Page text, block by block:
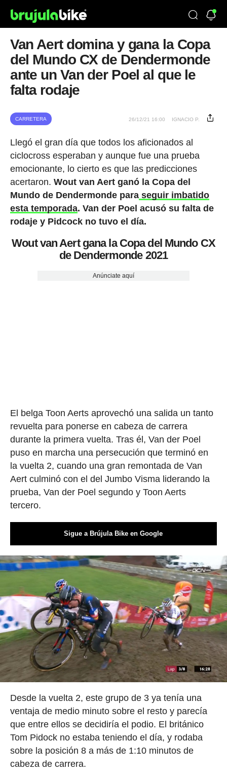
Van Aert domina y gana la Copa
del Mundo CX de Dendermonde
ante un Van der Poel al que le
falta rodaje
CARRETERA 26/12/21 16:00 IGNACIO P.
Llegó el gran día que todos los aficionados al
ciclocross esperaban y aunque fue una prueba
emocionante, lo cierto es que las predicciones
acertaron. Wout van Aert ganó la Copa del
Mundo de Dendermonde paraseguir imbatido
esta temporada. Van der Poel acusó su falta de
rodaje y Pidcock no tuvo el día.
Wout van Aert gana la Copa del Mundo CX
de Dendermonde 2021
Anúnciate aquí
El belga Toon Aerts aprovechó una salida un tanto
revuelta para ponerse en cabeza de carrera
durante la primera vuelta. Tras él, Van der Poel
puso en marcha una persecución que terminó en
la vuelta 2, cuando una gran remontada de Van
Aert culminó con el del Jumbo Visma liderando la
prueba, Van der Poel segundo y Toon Aerts
tercero.
Sigue a Brújula Bike en Google
Desde la vuelta 2, este grupo de 3 ya tenía una
ventaja de medio minuto sobre el resto y parecía
que entre ellos se decidiría el podio. El británico
Tom Pidock no estaba teniendo el día, y rodaba
sobre la posición 8 a más de 1:10 minutos de
cabeza de carrera.